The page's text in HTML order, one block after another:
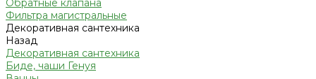
Обратные клапана
Фильтра магистральные
Декоративная сантехника
Назад
Декоративная сантехника
Биде, чаши Генуя